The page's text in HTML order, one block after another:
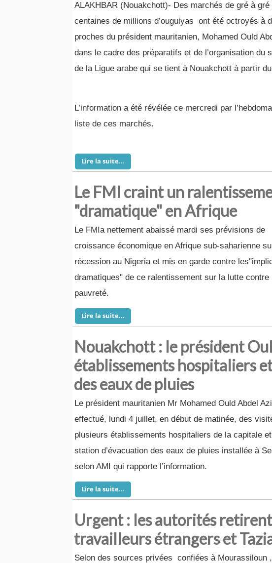
ALAKHBAR (Nouakchott)- Des marchés de gré à gré
centaines de millions d’ouguiyas ont été octroyés à
proches du président mauritanien, Mohamed Ould
dans le cadre des préparatifs et de l’organisation du
de la Ligue arabe qui se tient à Nouakchott à partir
L’information a été révélée ce mercredi par
liste de ces marchés.
Lire la suite...
Le FMI craint un
"dramatique" en Afrique
Le FMIa nettement abaissé mardi ses prévisions de
croissance économique en Afrique sub-saharienne
récession au Nigeria et mis en garde contre
dramatiques" de ce ralentissement sur la lutte contre
pauvreté.
Lire la suite...
Nouakchott : le président
établissements hospitaliers
des eaux de pluies
Le président mauritanien Mr Mohamed Ould Abdel
effectué, lundi 4 juillet, en début de matinée, des
plusieurs établissements hospitaliers de la capitale
station d’évacuation des eaux de pluies installée à
selon AMI qui rapporte l’information.
Lire la suite...
Urgent : les autorités
travailleurs étrangers et
Selon des sources privées confiées à Mourassiloun